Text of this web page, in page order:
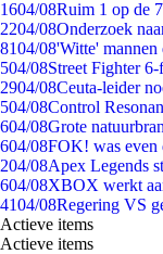
1604/08Ruim 1 op de
2204/08Onderzoek
8104/08'Witte'
504/08Street Fighter
2904/08Ceuta-leider
504/08Control
604/08Grote
604/08FOK! was even
204/08Apex Legends
604/08XBOX werkt
4104/08Regering VS
Actieve items
Actieve items